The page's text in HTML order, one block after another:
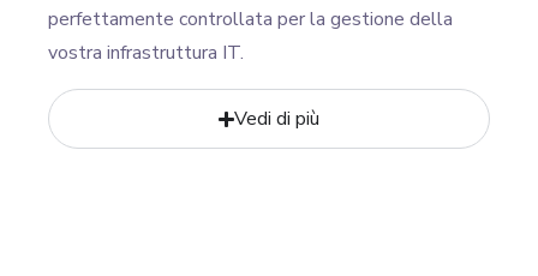
perfettamente controllata per la gestione della
vostra infrastruttura IT.
Vedi di più